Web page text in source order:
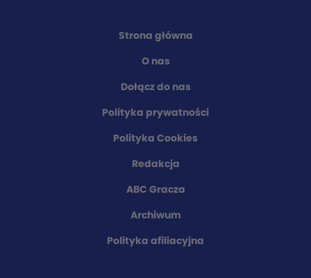
Strona główna
O nas
Dołącz do nas
Polityka prywatności
Polityka Cookies
Redakcja
ABC Gracza
Archiwum
Polityka afiliacyjna